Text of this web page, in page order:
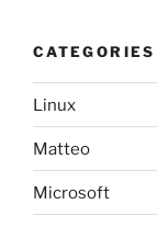
CATEGORIES
Linux
Matteo
Microsoft